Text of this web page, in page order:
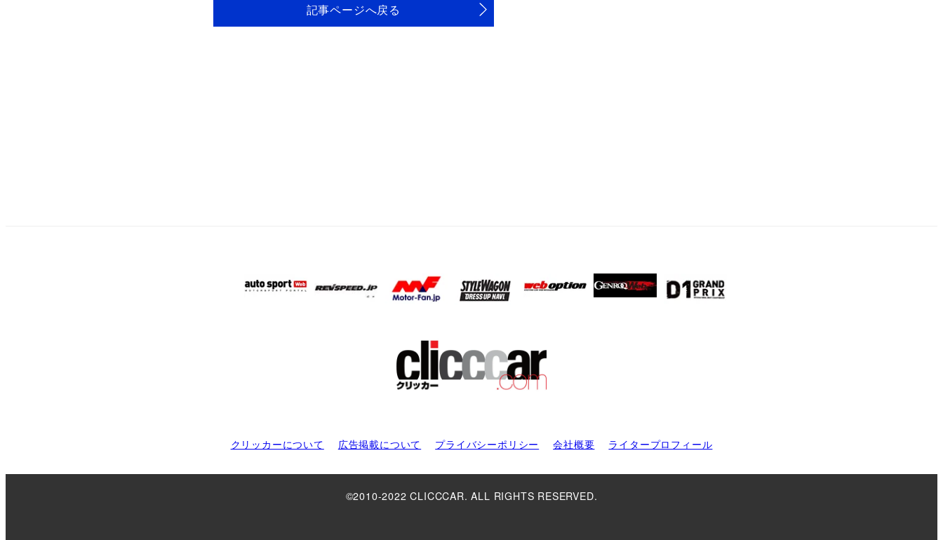
記事ページへ戻る
クリッカーについて 広告掲載について プライバシーポリシー 会社概要 ライタープロフィール
©2010-2022 CLICCCAR. ALL RIGHTS RESERVED.